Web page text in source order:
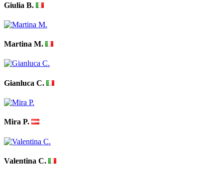
Giulia B.
Martina M.
Gianluca C.
Mira P.
Valentina C.